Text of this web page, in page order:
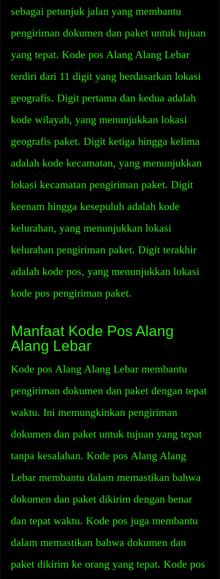
sebagai petunjuk jalan yang membantu
pengiriman dokumen dan paket untuk tujuan
yang tepat. Kode pos Alang Alang Lebar
terdiri dari 11 digit yang berdasarkan lokasi
geografis. Digit pertama dan kedua adalah
kode wilayah, yang menunjukkan lokasi
geografis paket. Digit ketiga hingga kelima
adalah kode kecamatan, yang menunjukkan
lokasi kecamatan pengiriman paket. Digit
keenam hingga kesepuluh adalah kode
kelurahan, yang menunjukkan lokasi
kelurahan pengiriman paket. Digit terakhir
adalah kode pos, yang menunjukkan lokasi
kode pos pengiriman paket.
Manfaat Kode Pos Alang
Alang Lebar
Kode pos Alang Alang Lebar membantu
pengiriman dokumen dan paket dengan tepat
waktu. Ini memungkinkan pengiriman
dokumen dan paket untuk tujuan yang tepat
tanpa kesalahan. Kode pos Alang Alang
Lebar membantu dalam memastikan bahwa
dokumen dan paket dikirim dengan benar
dan tepat waktu. Kode pos juga membantu
dalam memastikan bahwa dokumen dan
paket dikirim ke orang yang tepat. Kode pos